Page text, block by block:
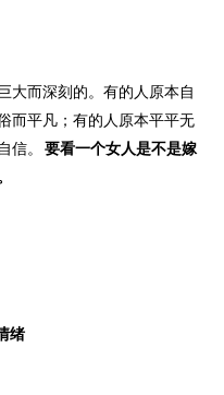
大而深刻的。有的人原本自
而平凡；有的人原本平平无
信。
要看一个女人是不是嫁
绪